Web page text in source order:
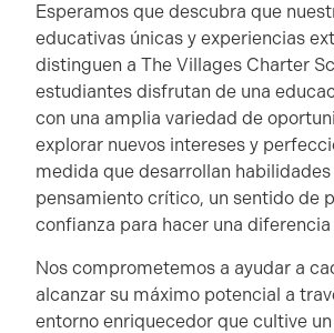
Esperamos que descubra que
educativas únicas y experiencias
distinguen a The Villages Charter
estudiantes disfrutan de una
con una amplia variedad de
explorar nuevos intereses y
medida que desarrollan
pensamiento crítico, un sentido de
confianza para hacer una diferencia
Nos comprometemos a ayudar a
alcanzar su máximo potencial a
entorno enriquecedor que cultive